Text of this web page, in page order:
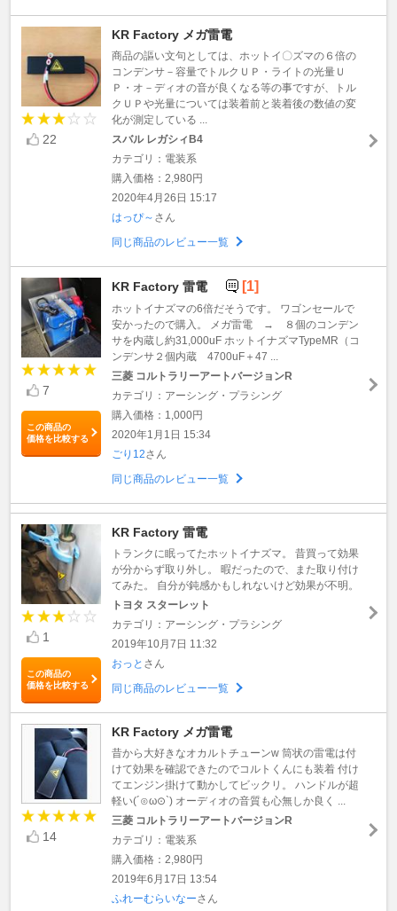
22
KR Factory メガ雷電
商品の謳い文句としては、ホットイ〇ズマの６倍の
コンデンサ－容量でトルクＵＰ・ライトの光量Ｕ
Ｐ・オ－ディオの音が良くなる等の事ですが、トル
クＵＰや光量については装着前と装着後の数値の変
化が測定している ...
スバル レガシィB4
カテゴリ：電装系
購入価格：2,980円
2020年4月26日 15:17
はっぴ～ さん
同じ商品のレビュー一覧
7
この商品の
価格を比較する
KR Factory 雷電 [1]
ホットイナズマの6倍だそうです。 ワゴンセールで
安かったので購入。 メガ雷電 → ８個のコンデン
サを内蔵し約31,000uF ホットイナズマTypeMR（コ
ンデンサ２個内蔵 4700uF＋47 ...
三菱 コルトラリーアートバージョンR
カテゴリ：アーシング・プラシング
購入価格：1,000円
2020年1月1日 15:34
ごり12さん
同じ商品のレビュー一覧
1
この商品の
価格を比較する
KR Factory 雷電
トランクに眠ってたホットイナズマ。 昔買って効果
が分からず取り外し。 暇だったので、また取り付け
てみた。 自分が鈍感かもしれないけど効果が不明。
トヨタ スターレット
カテゴリ：アーシング・プラシング
2019年10月7日 11:32
おっと さん
同じ商品のレビュー一覧
14
KR Factory メガ雷電
昔から大好きなオカルトチューンw 筒状の雷電は付
けて効果を確認できたのでコルトくんにも装着 付け
てエンジン掛けて動かしてビックリ。 ハンドルが超
軽い(´⊙ω⊙`) オーディオの音質も心無しか良く ...
三菱 コルトラリーアートバージョンR
カテゴリ：電装系
購入価格：2,980円
2019年6月17日 13:54
ふれーむらいなーさん